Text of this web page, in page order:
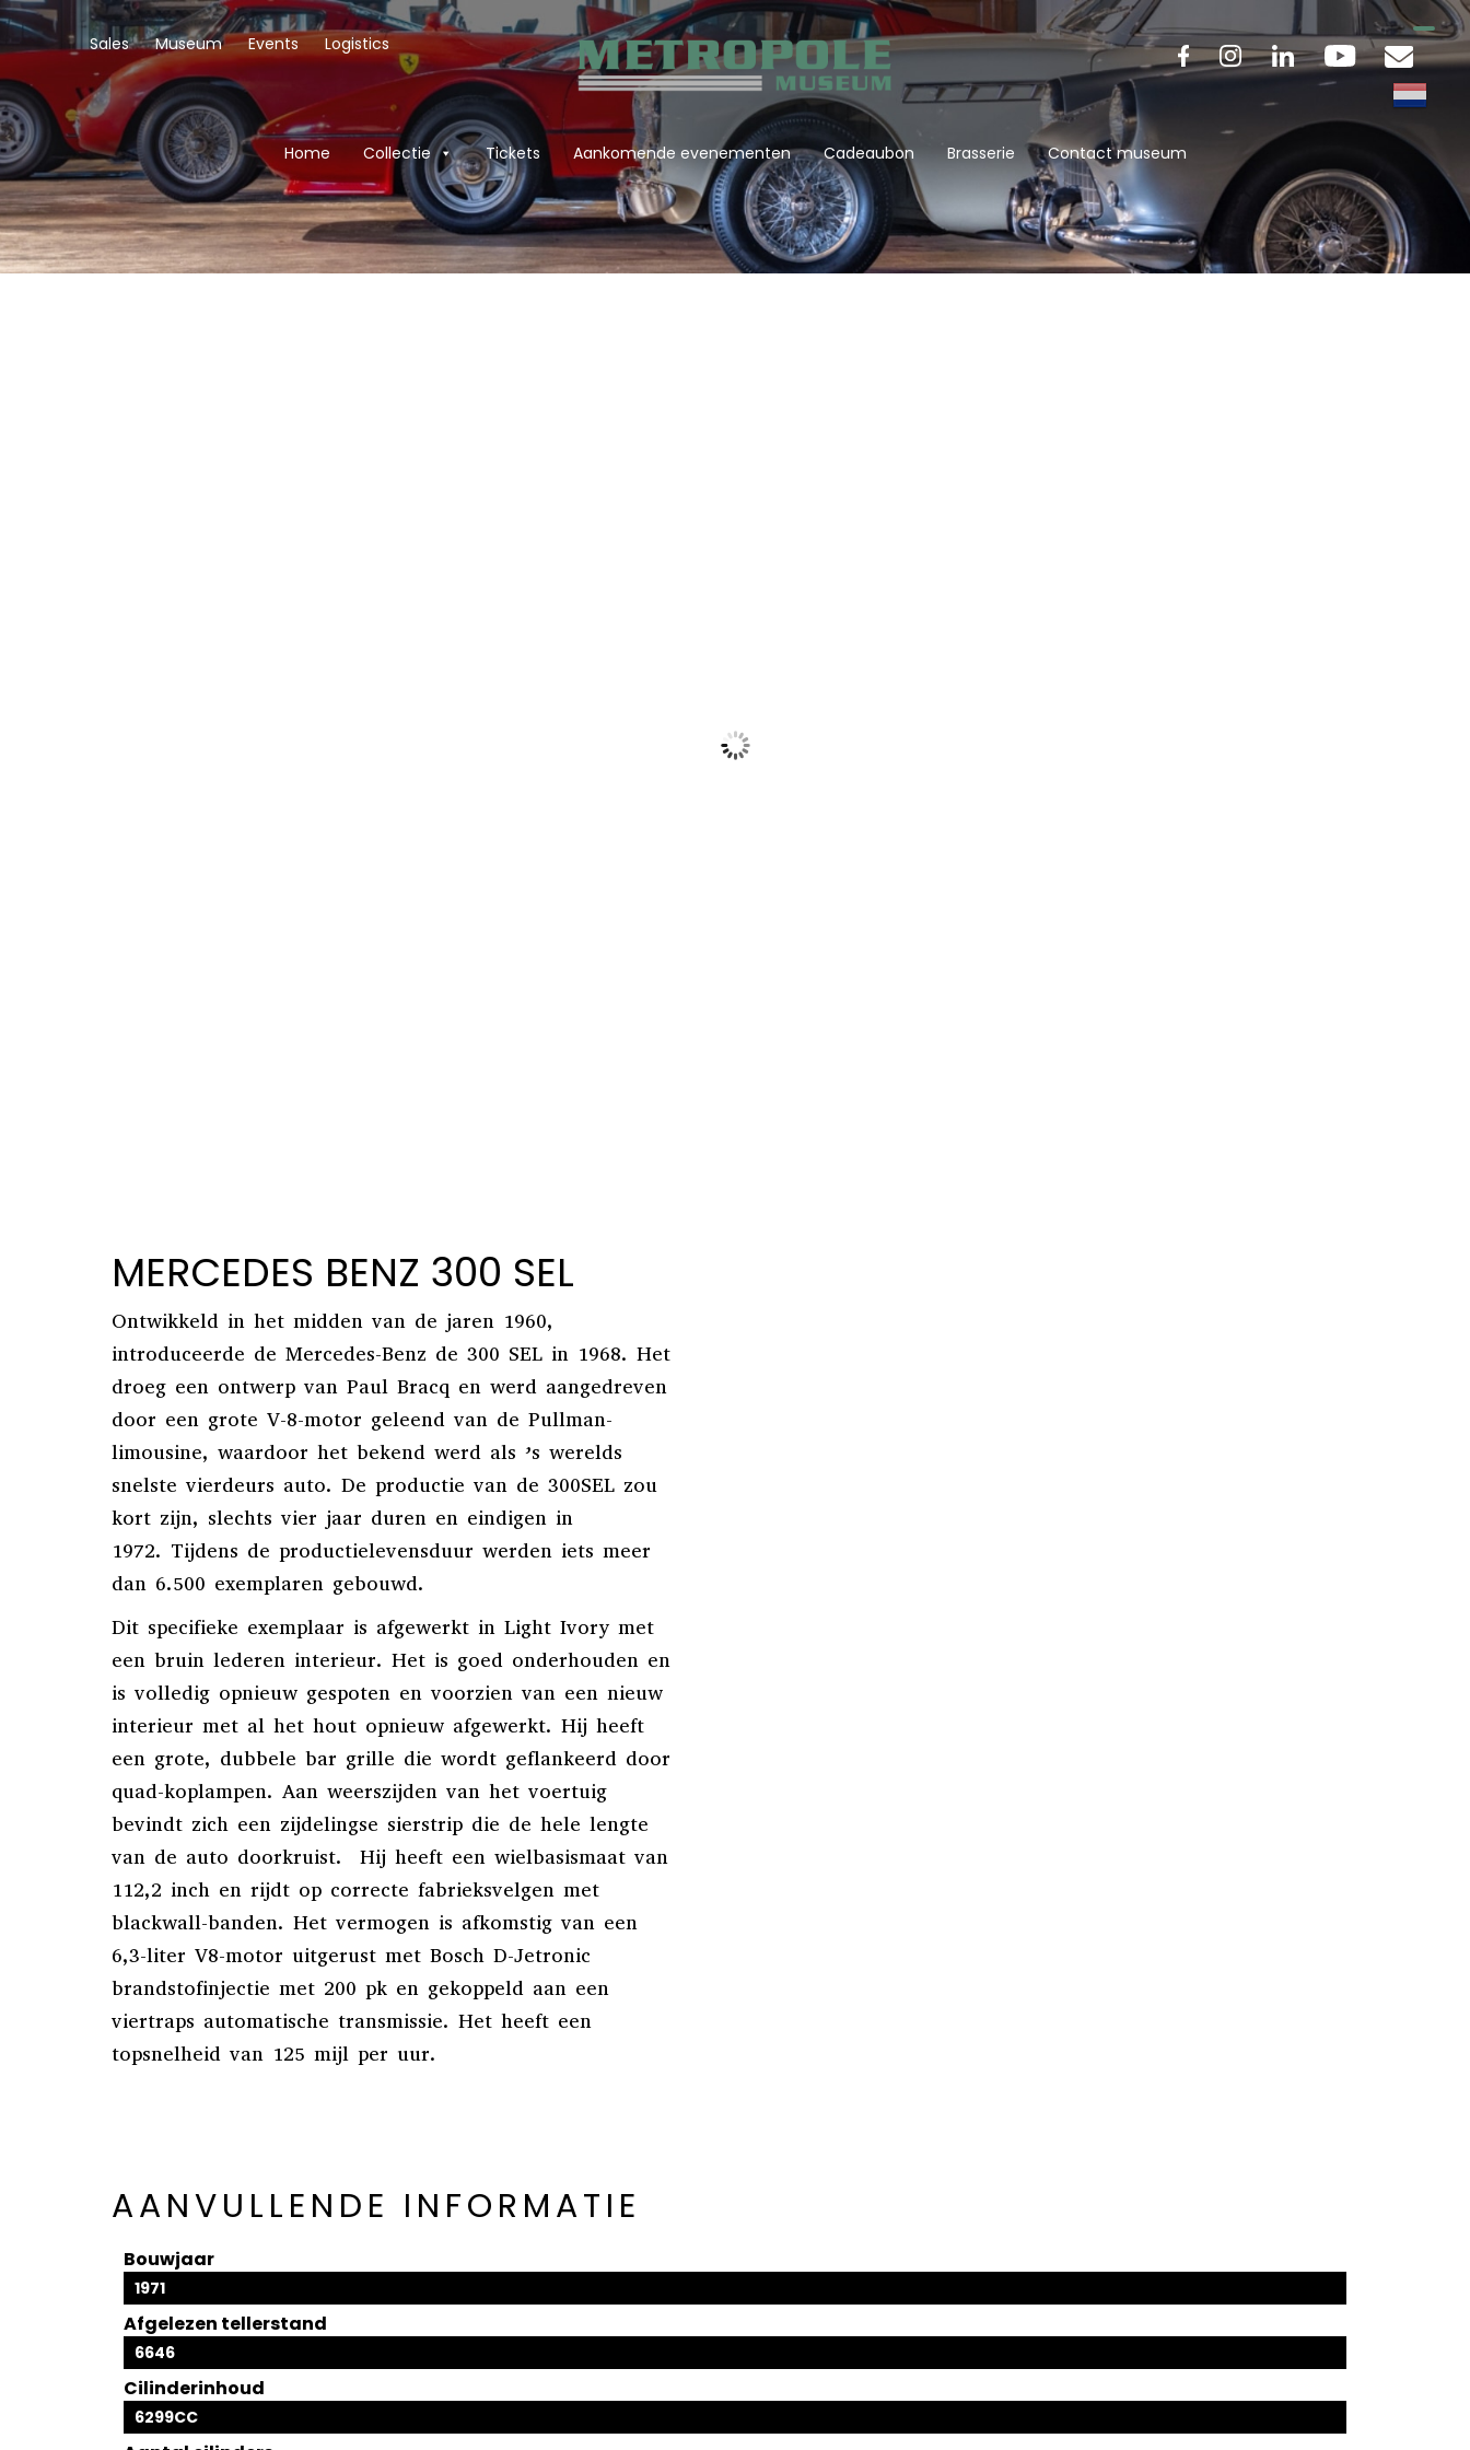
Sales Museum Events Logistics
Home Collectie Tickets Aankomende evenementen Cadeaubon Brasserie Contact museum
MERCEDES BENZ 300 SEL
Ontwikkeld in het midden van de jaren 1960,
introduceerde de Mercedes-Benz de 300 SEL in 1968. Het
droeg een ontwerp van Paul Bracq en werd aangedreven
door een grote V-8-motor geleend van de Pullman-
limousine, waardoor het bekend werd als ’s werelds
snelste vierdeurs auto. De productie van de 300SEL zou
kort zijn, slechts vier jaar duren en eindigen in
1972. Tijdens de productielevensduur werden iets meer
dan 6.500 exemplaren gebouwd.
Dit specifieke exemplaar is afgewerkt in Light Ivory met
een bruin lederen interieur. Het is goed onderhouden en
is volledig opnieuw gespoten en voorzien van een nieuw
interieur met al het hout opnieuw afgewerkt. Hij heeft
een grote, dubbele bar grille die wordt geflankeerd door
quad-koplampen. Aan weerszijden van het voertuig
bevindt zich een zijdelingse sierstrip die de hele lengte
van de auto doorkruist. Hij heeft een wielbasismaat van
112,2 inch en rijdt op correcte fabrieksvelgen met
blackwall-banden. Het vermogen is afkomstig van een
6,3-liter V8-motor uitgerust met Bosch D-Jetronic
brandstofinjectie met 200 pk en gekoppeld aan een
viertraps automatische transmissie. Het heeft een
topsnelheid van 125 mijl per uur.
AANVULLENDE INFORMATIE
Bouwjaar
1971
Afgelezen tellerstand
6646
Cilinderinhoud
6299CC